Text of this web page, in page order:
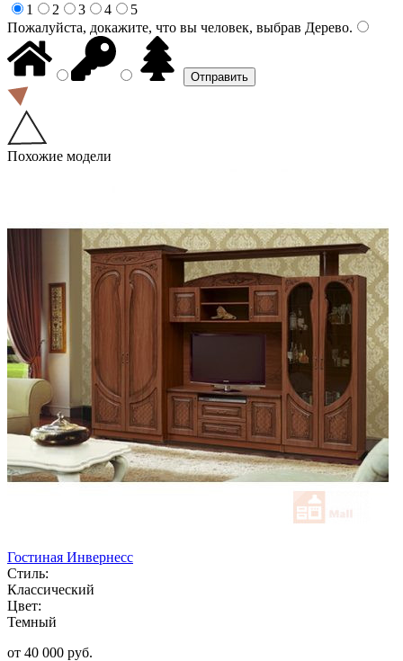
1
2 3 4
5
Пожалуйста, докажите, что вы человек, выбрав Дерево.
Похожие модели
Гостиная Инвернесс
Стиль:
Классический
Цвет:
Темный
от 40 000 руб.